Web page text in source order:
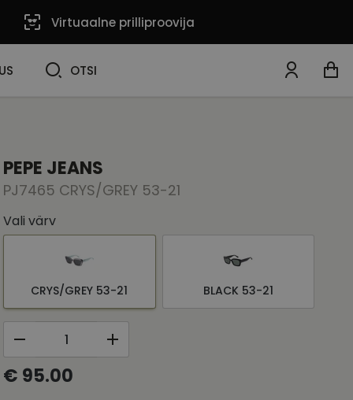
Virtuaalne prilliproovija
OTSI
PEPE JEANS
PJ7465 CRYS/GREY 53-21
Vali värv
CRYS/GREY 53-21 BLACK 53-21
€ 95.00